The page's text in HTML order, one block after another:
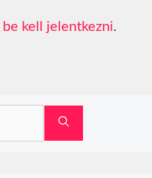
be kell jelentkezni.